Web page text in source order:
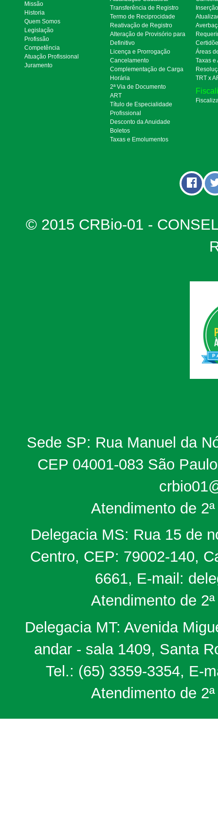
Missão
Historia
Quem Somos
Legislação
Profissão
Competência
Atuação Profissional
Juramento
Transferência de Registro
Termo de Reciprocidade
Reativação de Registro
Alteração de Provisório para
Definitivo
Licença e Prorrogação
Cancelamento
Complementação de Carga
Horária
2ª Via de Documento
ART
Título de Especialidade
Profissional
Desconto da Anuidade
Boletos
Taxas e Emolumentos
Áreas
Taxas e
TRT x
© 2015 CRBio-01 -
Sede SP: Rua Manuel da
CEP 04001-083 São
Atendimento de
Delegacia MS: Rua 15 de
Centro, CEP: 79002-140,
6661, E-mail:
Atendimento de
Delegacia MT: Avenida
andar - sala 1409, Santa
Tel.: (65) 3359-3354, E-
Atendimento de